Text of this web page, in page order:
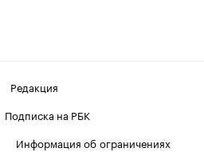
Редакция
Подписка на РБК
Информация об ограничениях